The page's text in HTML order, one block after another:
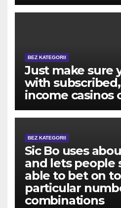
BEZ KATEGORII
Just make sure
with
income casinos
BEZ KATEGORII
Sic Bo uses
and lets people
able to bet on
particular
combinations